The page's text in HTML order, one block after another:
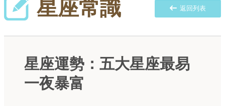
星座常識 返回列表
星座運勢：五大星座最易
一夜暴富